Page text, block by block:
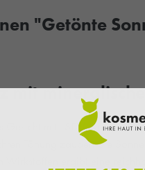
"Getönte
mit
mit LSF30 von Dr.
Tönung zaubert die
ergibt eine